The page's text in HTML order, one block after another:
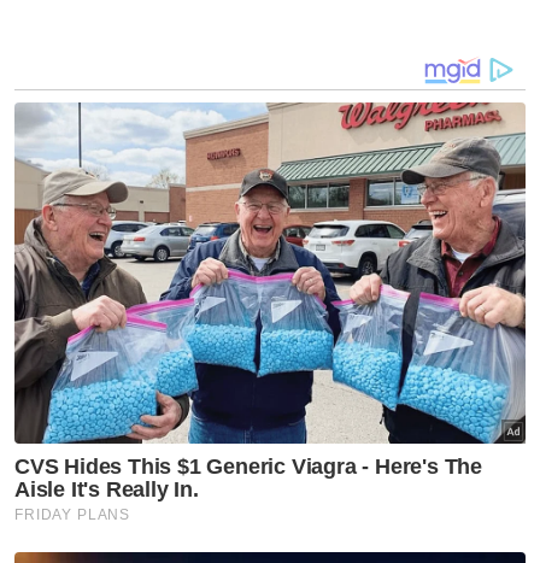
"Oleh itu, ringgit berbanding dolar AS
dijangka berada antara RM4.05 dan RM4.06
hari ini,” katanya kepada Bernama.
Pada sesi pembukaan, ringgit diniagakan
kebanyakannya rendah berbanding
sekumpulan mata wang utama kecuali
pound, yang meningkat kepada 5.4328/4462